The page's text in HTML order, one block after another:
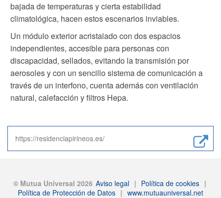
bajada de temperaturas y cierta estabilidad
climatológica, hacen estos escenarios inviables.
Un módulo exterior acristalado con dos espacios
independientes, accesible para personas con
discapacidad, sellados, evitando la transmisión por
aerosoles y con un sencillo sistema de comunicación a
través de un interfono, cuenta además con ventilación
natural, calefacción y filtros Hepa.
https://residenciapirineos.es/
© Mutua Universal 2026 Aviso legal | Política de cookies |
Política de Protección de Datos | www.mutuauniversal.net